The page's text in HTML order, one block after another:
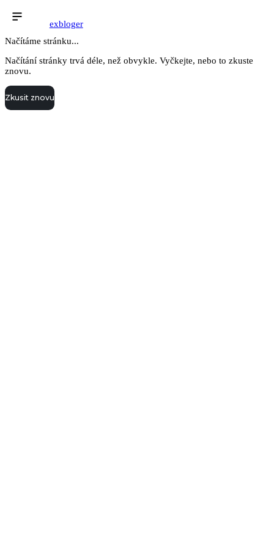
exbloger
Načítáme stránku...
Načítání stránky trvá déle, než obvykle. Vyčkejte, nebo to zkuste
znovu.
Zkusit znovu